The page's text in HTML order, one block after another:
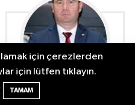
Hüseyin ADATEPE
için çerezlerden
için lütfen tıklayın.
TAMAM
Türkiye Şampiyonu